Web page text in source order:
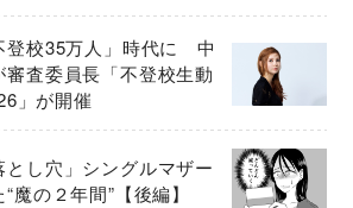
登校35万人」時代に 中
審査委員長「不登校生動
」が開催
とし穴」シングルマザー
魔の２年間”【後編】